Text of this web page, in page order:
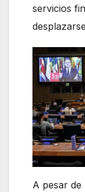
servicios
A pesar de